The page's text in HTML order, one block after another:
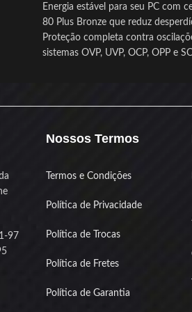
Energia estável para seu PC com
80 Plus Bronze que reduz
Proteção completa contra
sistemas OVP, UVP, OCP, OPP e
processadores atuais graças aos
Produto novo com nota fiscal e
97
Nossos Termos
Termos e Condições
Política de Privacidade
Política de Trocas
Política de Fretes
Política de Garantia